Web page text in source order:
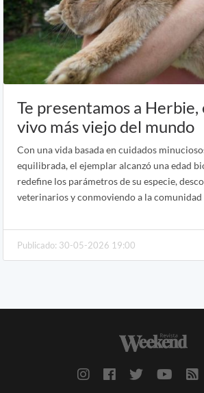
Te presentamos a Herbie,
vivo más viejo del mundo
Con una vida basada en cuidados
equilibrada, el ejemplar alcanzó una edad
redefine los parámetros de su especie,
veterinarios y conmoviendo a la
Publicado: 30-05-2026 19:00